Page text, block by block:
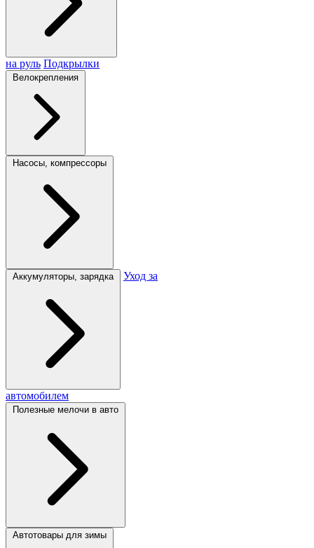
на руль Подкрылки
Велокрепления
Насосы, компрессоры
Аккумуляторы, зарядка Уход за
автомобилем
Полезные мелочи в авто
Автотовары для зимы